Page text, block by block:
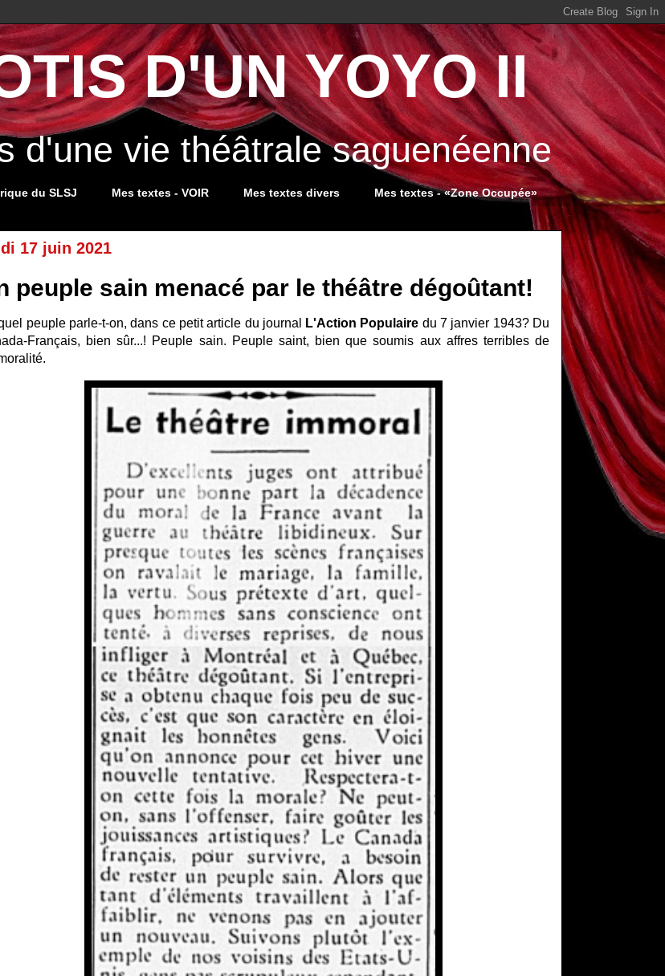
D'UN YOYO II
d'une vie théâtrale saguenéenne
du SLSJ Mes textes - VOIR Mes textes divers Mes textes - «Zone Occupée»
17 juin 2021
peuple sain menacé par le théâtre dégoûtant!
peuple parle-t-on, dans ce petit article du journal L'Action Populaire du 7 janvier 1943? Du
Français, bien sûr...! Peuple sain. Peuple saint, bien que soumis aux affres terribles de